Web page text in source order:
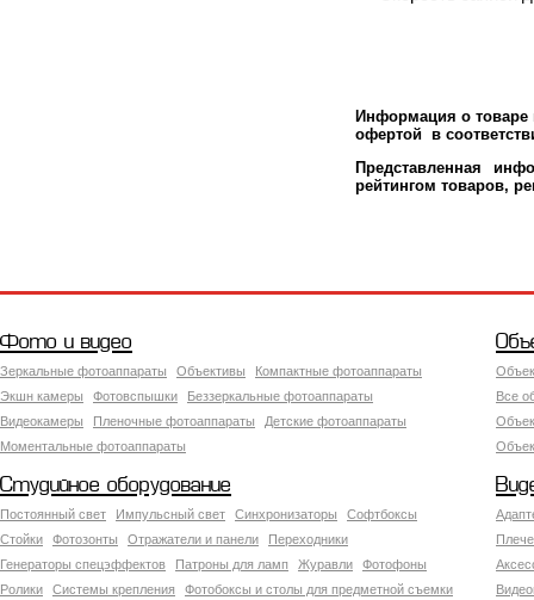
Информация о товаре
офертой в
Представленная
рейтингом товаров,
Фото и видео
Зеркальные фотоаппараты Объективы
Компактные фотоаппараты
Экшн камеры
Фотовспышки
Беззеркальные фотоаппараты
Видеокамеры
Пленочные фотоаппараты
Детские фотоаппараты
Моментальные фотоаппараты
Все
Студийное оборудование
Постоянный свет Импульсный свет Синхронизаторы
Софтбоксы
Стойки
Фотозонты Отражатели и панели
Переходники
Генераторы спецэффектов
Патроны для ламп Журавли
Фотофоны
Ролики
Системы крепления
Фотобоксы и столы для предметной съемки